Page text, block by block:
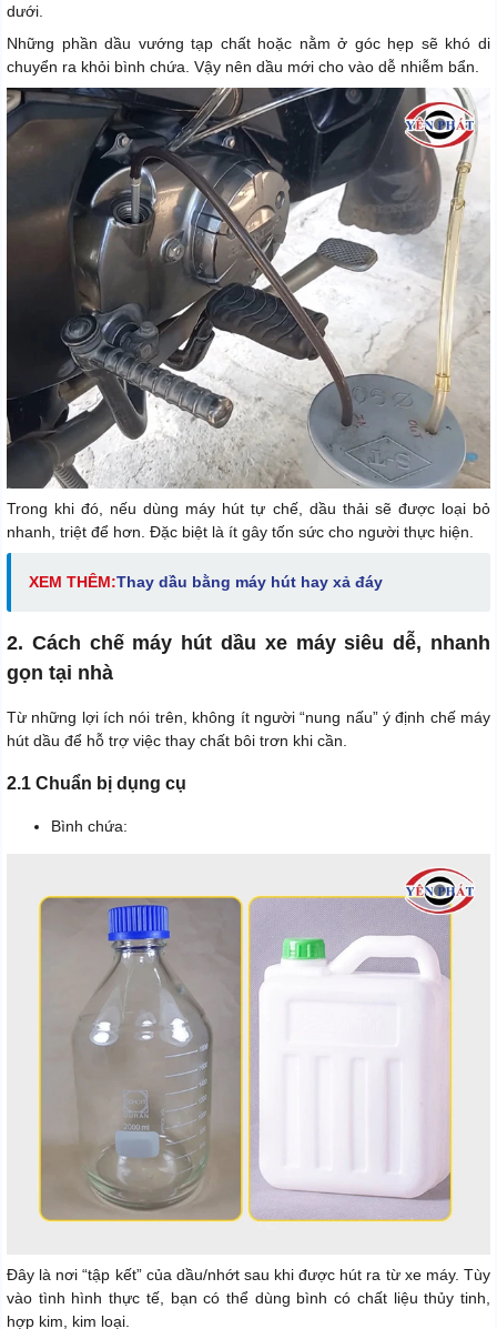
dưới.
Những phần dầu vướng tạp chất hoặc nằm ở góc hẹp sẽ khó di
chuyển ra khỏi bình chứa. Vậy nên dầu mới cho vào dễ nhiễm bẩn.
Trong khi đó, nếu dùng máy hút tự chế, dầu thải sẽ được loại bỏ
nhanh, triệt để hơn. Đặc biệt là ít gây tốn sức cho người thực hiện.
XEM THÊM:Thay dầu bằng máy hút hay xả đáy
2. Cách chế máy hút dầu xe máy siêu dễ, nhanh
gọn tại nhà
Từ những lợi ích nói trên, không ít người “nung nấu” ý định chế máy
hút dầu để hỗ trợ việc thay chất bôi trơn khi cần.
2.1 Chuẩn bị dụng cụ
Bình chứa:
Đây là nơi “tập kết” của dầu/nhớt sau khi được hút ra từ xe máy. Tùy
vào tình hình thực tế, bạn có thể dùng bình có chất liệu thủy tinh,
hợp kim, kim loại.